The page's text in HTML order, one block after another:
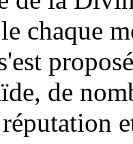
chaque
de